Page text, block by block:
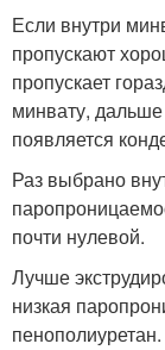
Если внутри
пропускают
пропускает
минвату, дальше
появляется
Раз выбрано
почти нулевой.
Лучше
низкая
пенополиуретан.